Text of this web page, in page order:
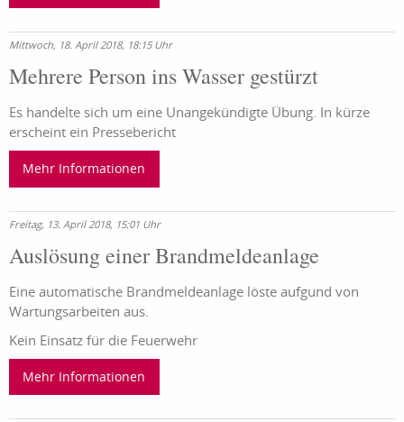
Mittwoch, 18. April 2018, 18:15 Uhr
Mehrere Person ins Wasser gestürzt
Es handelte sich um eine Unangekündigte Übung. In kürze
erscheint ein Pressebericht
Mehr Informationen
Freitag, 13. April 2018, 15:01 Uhr
Auslösung einer Brandmeldeanlage
Eine automatische Brandmeldeanlage löste aufgund von
Wartungsarbeiten aus.
Kein Einsatz für die Feuerwehr
Mehr Informationen